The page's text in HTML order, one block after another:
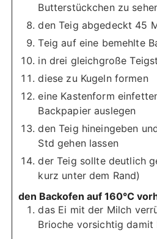
Butterstückchen zu
den Teig abgedeckt 45
Teig auf eine bemehlte
in drei gleichgroße
diese zu Kugeln formen
eine Kastenform
Backpapier auslegen
den Teig hineingeben
Std gehen lassen
der Teig sollte deutlich
kurz unter dem Rand)
den Backofen auf 160°C
das Ei mit der Milch
Brioche vorsichtig damit